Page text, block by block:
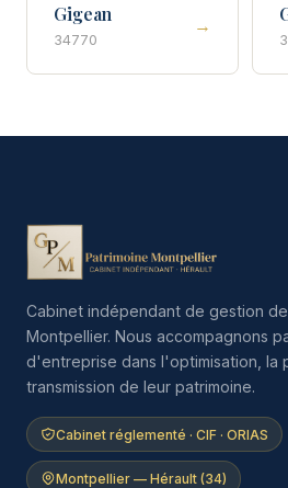
Gigean
34770
→
Cabinet indépendant de gestion
Montpellier. Nous accompagnons
d'entreprise dans l'optimisation, la
transmission de leur patrimoine.
Cabinet réglementé · CIF · ORIAS
Montpellier — Hérault (34)